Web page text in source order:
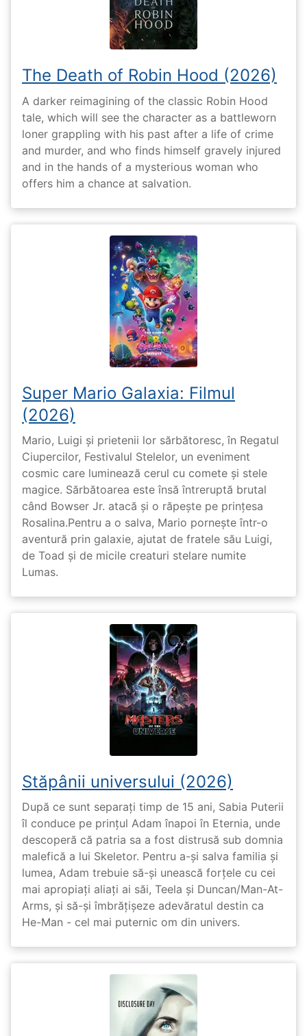
The Death of Robin Hood (2026)
A darker reimagining of the classic Robin Hood
tale, which will see the character as a battleworn
loner grappling with his past after a life of crime
and murder, and who finds himself gravely injured
and in the hands of a mysterious woman who
offers him a chance at salvation.
Super Mario Galaxia: Filmul
(2026)
Mario, Luigi și prietenii lor sărbătoresc, în Regatul
Ciupercilor, Festivalul Stelelor, un eveniment
cosmic care luminează cerul cu comete și stele
magice. Sărbătoarea este însă întreruptă brutal
când Bowser Jr. atacă și o răpește pe prinţesa
Rosalina.Pentru a o salva, Mario pornește într-o
aventură prin galaxie, ajutat de fratele său Luigi,
de Toad și de micile creaturi stelare numite
Lumas.
Stăpânii universului (2026)
După ce sunt separați timp de 15 ani, Sabia Puterii
îl conduce pe prințul Adam înapoi în Eternia, unde
descoperă că patria sa a fost distrusă sub domnia
malefică a lui Skeletor. Pentru a-și salva familia și
lumea, Adam trebuie să-și unească forțele cu cei
mai apropiați aliați ai săi, Teela și Duncan/Man-At-
Arms, și să-și îmbrățișeze adevăratul destin ca
He-Man - cel mai puternic om din univers.